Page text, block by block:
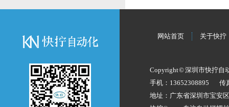
网站首页 关于快拧
Copyright © 深圳市快拧自
手机：13652308895
传
地址：广东省深圳市宝安